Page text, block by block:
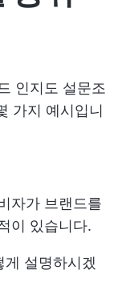
인지도 설문조
가지 예시입니
자가 브랜드를
이 있습니다.
설명하시겠